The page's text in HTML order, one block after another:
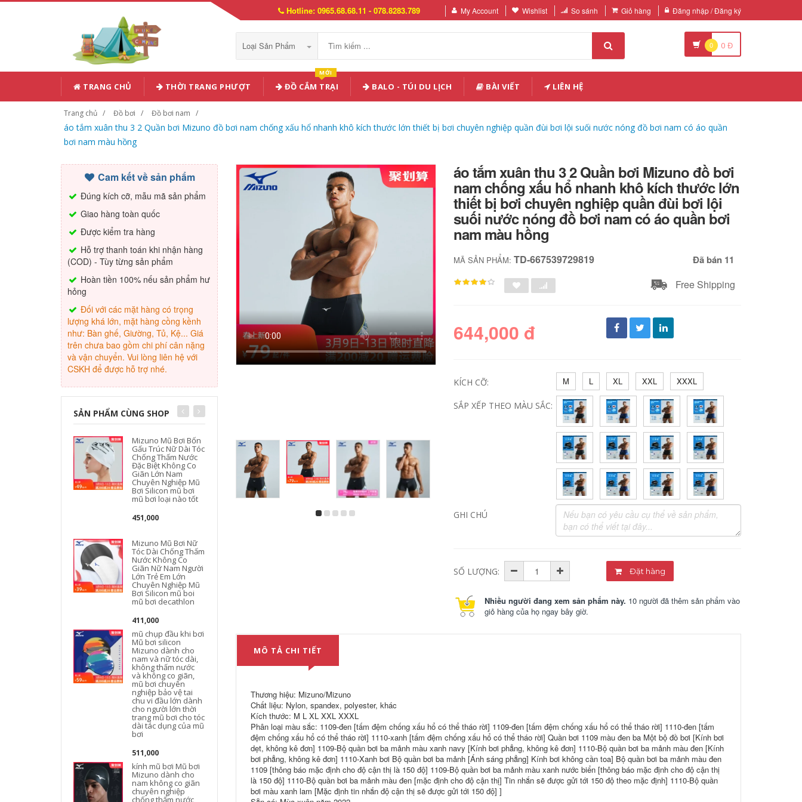
Hotline: 0965.68.68.11 - 078.8283.789 My Account Wishlist So sánh Giỏ hàng Đăng nhập / Đăng ký
Loại Sản Phẩm 0 0 Đ
TRANG CHỦ THỜI TRANG PHƯỢT ĐỒ CẮM TRẠI
MỚI
BALO - TÚI DU LỊCH BÀI VIẾT LIÊN HỆ
Trang chủ Đồ bơi Đồ bơi nam
áo tắm xuân thu 3 2 Quần bơi Mizuno đồ bơi nam chống xấu hổ nhanh khô kích thước lớn thiết bị bơi chuyên nghiệp quần đùi bơi lội suối nước nóng đồ bơi nam có áo quần
bơi nam màu hồng
Cam kết về sản phẩm
Đúng kích cỡ, mẫu mã sản phẩm
Giao hàng toàn quốc
Được kiểm tra hàng
Hỗ trợ thanh toán khi nhận hàng
(COD) - Tùy từng sản phẩm
Hoàn tiền 100% nếu sản phẩm hư
hỏng
Đối với các mặt hàng có trọng
lượng khá lớn, mặt hàng cồng kềnh
như: Bàn ghế, Giường, Tủ, Kệ... Giá
trên chưa bao gồm chi phí cân nặng
và vận chuyển. Vui lòng liên hệ với
CSKH để được hỗ trợ nhé.
SẢN PHẨM CÙNG SHOP
Mizuno Mũ Bơi Bốn
Gấu Trúc Nữ Dài Tóc
Chống Thấm Nước
Đặc Biệt Không Co
Giãn Lớn Nam
Chuyên Nghiệp Mũ
Bơi Silicon mũ bơi
mũ bơi loại nào tốt
451,000
Mizuno Mũ Bơi Nữ
Tóc Dài Chống Thấm
Nước Không Co
Giãn Nữ Nam Người
Lớn Trẻ Em Lớn
Chuyên Nghiệp Mũ
Bơi Silicon mũ boi
mũ bơi decathlon
411,000
mũ chụp đầu khi bơi
Mũ bơi silicon
Mizuno dành cho
nam và nữ tóc dài,
không thấm nước
và không co giãn,
mũ bơi chuyên
nghiệp bảo vệ tai
chu vi đầu lớn dành
cho người lớn thời
trang mũ bơi cho tóc
dài tác dụng của mũ
bơi
511,000
kính mũ bơi Mũ bơi
Mizuno dành cho
nam không co giãn
chuyên nghiệp
chống thấm nước
Mũ bơi Mizuno vải
PU nữ 2024 mới
chuyên nghiệp
chống thấm nước
không giãn tóc dài
bảo vệ tai người lớn
mũ bơi nón bơi tyr
mũ đi bơi
Mizuno dành cho
tai to cho nam, mũ
mái và không co
giãn nón bơi nam
mũ bơi speedo
silicone
511,000
mũ bơi adidas Mũ
bơi dạng hạt Mizuno
dành cho nữ tóc
dài, đặc biệt dành
cho người lớn có
chu vi vòng đầu lớn,
mũ bơi silicon bảo
mũ bơi aryca Mũ bơi
trẻ em Mizuno vải
bảo vệ tai bé trai và
bé gái thiết bị
chuyên nghiệp Mũ
bơi không co giãn
chống thấm nước
thời trang và dễ
bơi mũ bơi cho tóc
Mizuno cho bé gái
giãn, bảo vệ tai hoạt
hình dễ thương, mũ
bơi silicon chuyên
nón bơi view
vệ tai dài cho nữ,
màu trơn dành cho
nam trưởng thành
nón bơi nón bơi
arena
556,000
Mũ chống nắng trẻ
em Mizuno, mũ
chống nắng trẻ em,
áo tắm xuân thu 3 2 Quần bơi Mizuno đồ bơi
nam chống xấu hổ nhanh khô kích thước lớn
thiết bị bơi chuyên nghiệp quần đùi bơi lội
suối nước nóng đồ bơi nam có áo quần bơi
nam màu hồng
MÃ SẢN PHẨM:TD-667539729819 Đã bán 11
Free Shipping
644,000 đ
KÍCH CỠ: M L XL XXL XXXL
SẮP XẾP THEO MÀU SẮC:
GHI CHÚ
SỐ LƯỢNG: Đặt hàng
Nhiều người đang xem sản phẩm này. 10 người đã thêm sản phẩm vào
giỏ hàng của họ ngay bây giờ.
MÔ TẢ CHI TIẾT
Thương hiệu: Mizuno/Mizuno
Chất liệu: Nylon, spandex, polyester, khác
Kích thước: M L XL XXL XXXL
Phân loại màu sắc: 1109-đen [tấm đệm chống xấu hổ có thể tháo rời] 1109-đen [tấm đệm chống xấu hổ có thể tháo rời] 1110-đen [tấm
đệm chống xấu hổ có thể tháo rời] 1110-xanh [tấm đệm chống xấu hổ có thể tháo rời] Quần bơi 1109 màu đen ba Một bộ đồ bơi [Kính bơi
dẹt, không kê đơn] 1109-Bộ quần bơi ba mảnh màu xanh navy [Kính bơi phẳng, không kê đơn] 1110-Bộ quần bơi ba mảnh màu đen [Kính
bơi phẳng, không kê đơn] 1110-Xanh bơi Bộ quần bơi ba mảnh [Ánh sáng phẳng] Kính bơi không cần toa] Bộ quần bơi ba mảnh màu đen
1109 [thông báo mặc định cho độ cận thị là 150 độ] 1109-Bộ quần bơi ba mảnh màu xanh nước biển [thông báo mặc định cho độ cận thị
là 150 độ] 1110-Bộ quần bơi ba mảnh màu đen [mặc định cho độ cận thị] Tin nhắn sẽ được gửi tới 150 độ theo mặc định] 1110-Bộ quần
bơi màu xanh lam [Mặc định tin nhắn độ cận thị sẽ được gửi tới 150 độ] ]